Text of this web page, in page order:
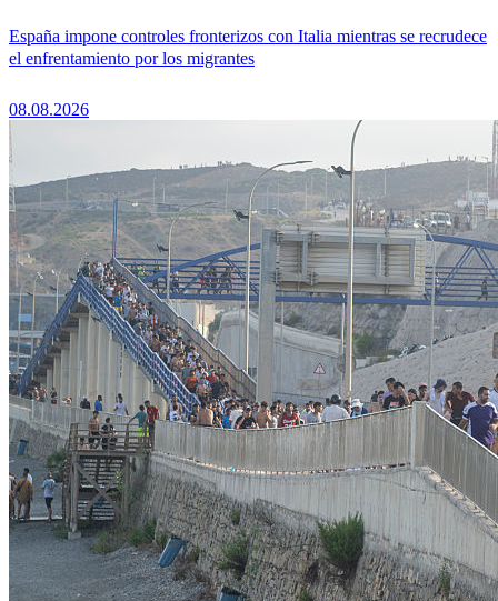
España impone controles fronterizos con Italia mientras se recrudece
el enfrentamiento por los migrantes
08.08.2026